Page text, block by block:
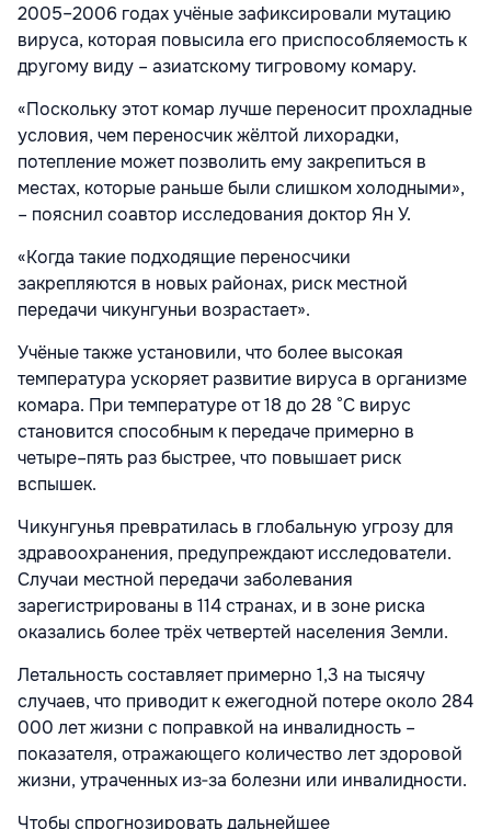
2005–2006 годах учёные зафиксировали мутацию
вируса, которая повысила его приспособляемость к
другому виду – азиатскому тигровому комару.
«Поскольку этот комар лучше переносит прохладные
условия, чем переносчик жёлтой лихорадки,
потепление может позволить ему закрепиться в
местах, которые раньше были слишком холодными»,
– пояснил соавтор исследования доктор Ян У.
«Когда такие подходящие переносчики
закрепляются в новых районах, риск местной
передачи чикунгуньи возрастает».
Учёные также установили, что более высокая
температура ускоряет развитие вируса в организме
комара. При температуре от 18 до 28 °C вирус
становится способным к передаче примерно в
четыре–пять раз быстрее, что повышает риск
вспышек.
Чикунгунья превратилась в глобальную угрозу для
здравоохранения, предупреждают исследователи.
Случаи местной передачи заболевания
зарегистрированы в 114 странах, и в зоне риска
оказались более трёх четвертей населения Земли.
Летальность составляет примерно 1,3 на тысячу
случаев, что приводит к ежегодной потере около 284
000 лет жизни с поправкой на инвалидность –
показателя, отражающего количество лет здоровой
жизни, утраченных из‑за болезни или инвалидности.
Чтобы спрогнозировать дальнейшее